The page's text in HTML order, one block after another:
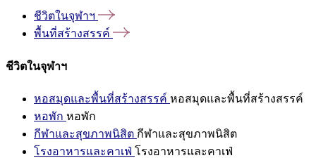
ชีวิตในจุฬาฯ
พื้นที่สร้างสรรค์
ชีวิตในจุฬาฯ
หอสมุดและพื้นที่สร้างสรรค์ หอสมุดและพื้นที่สร้างสรรค์
หอพัก หอพัก
กีฬาและสุขภาพนิสิต กีฬาและสุขภาพนิสิต
โรงอาหารและคาเฟ่ โรงอาหารและคาเฟ่